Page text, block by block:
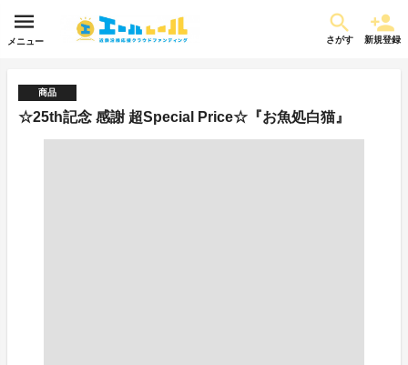
メニュー さがす 新規登録
商品
☆25th記念 感謝 超Special Price☆『お魚処白猫』